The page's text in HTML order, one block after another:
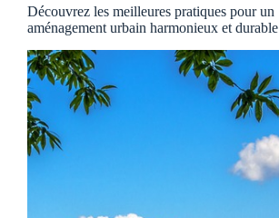
Découvrez les meilleures pratiques pour un
aménagement urbain harmonieux et durable